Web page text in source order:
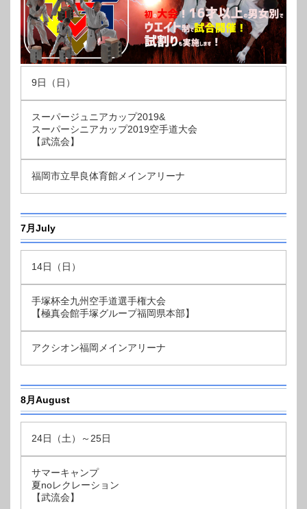
9日（日）
スーパージュニアカップ2019&
スーパーシニアカップ2019空手道大会
【武流会】
福岡市立早良体育館メインアリーナ
7月July
14日（日）
手塚杯全九州空手道選手権大会
【極真会館手塚グループ福岡県本部】
アクシオン福岡メインアリーナ
8月August
24日（土）～25日
サマーキャンプ
夏noレクレーション
【武流会】